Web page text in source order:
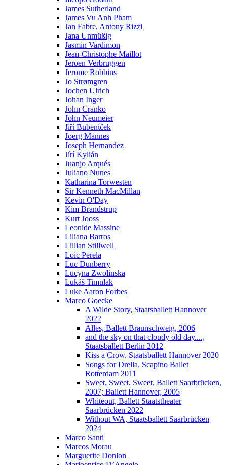
James Sutherland
James Vu Anh Pham
Jan Fabre, Antony Rizzi
Jana Unmüßig
Jasmin Vardimon
Jean-Christophe Maillot
Jeroen Verbruggen
Jerome Robbins
Jo Strømgren
Jochen Ulrich
Johan Inger
John Cranko
John Neumeier
Jiřί Bubenίček
Joerg Mannes
Joseph Hernandez
Jírí Kylián
Juanjo Arqués
Juliano Nunes
Katharina Torwesten
Sir Kenneth MacMillan
Kevin O'Day
Kim Brandstrup
Kurt Jooss
Leonide Massine
Liliana Barros
Lillian Stillwell
Loic Perela
Luc Dunberry
Lucyna Zwolinska
Lukáš Timulak
Luke Aaron Forbes
Marco Goecke
A Wilde Story, Staatsballett Hannover
2022
Alles, Ballett Braunschweig, 2006
and the sky on that cloudy old day....,
Staatsballett Berlin 2012
Kiss a Crow, Staatsballett Hannover 2020
Songs for Drella, Scapino Ballet
Rotterdam 2011
Sweet, Sweet, Sweet, Ballett Saarbrücken,
2007; Ballett Hannover, 2005
Whiteout, Ballett Staatstheater
Saarbrücken 2022
Without WA, Staatsballett Saarbrücken
2024
Marco Santi
Marcos Morau
Marguerite Donlon